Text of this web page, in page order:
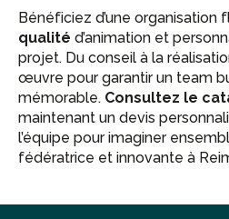
Bénéficiez d’une organisation
qualité d’animation et
projet. Du conseil à la
œuvre pour garantir un team
mémorable. Consultez le
maintenant un devis
l’équipe pour imaginer
fédératrice et innovante à